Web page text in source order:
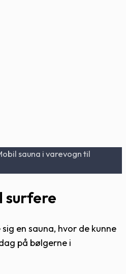
sauna i varevogn til
surfere
en sauna, hvor de kunne
på bølgerne i